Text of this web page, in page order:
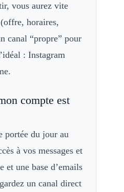
vous aurez vite
horaires,
canal “propre” pour
: Instagram
compte est
portée du jour au
à vos messages et
et une base d’emails
un canal direct